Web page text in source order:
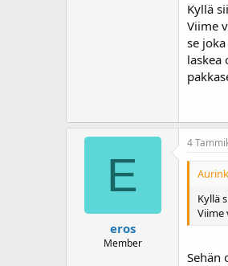
Kyllä
Viime
se
laskea
E
eros
Member
4
Kyllä
Viime
Sehän